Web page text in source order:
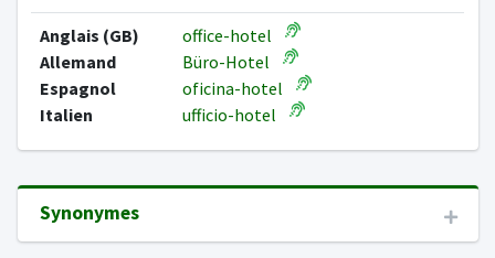
Anglais (GB)
office-hotel
Allemand
Büro-Hotel
Espagnol
oficina-hotel
Italien
ufficio-hotel
Synonymes